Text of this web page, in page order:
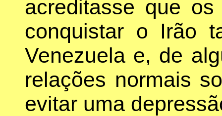
acreditasse que
conquistar o Irão
Venezuela e, de
relações normais
evitar uma